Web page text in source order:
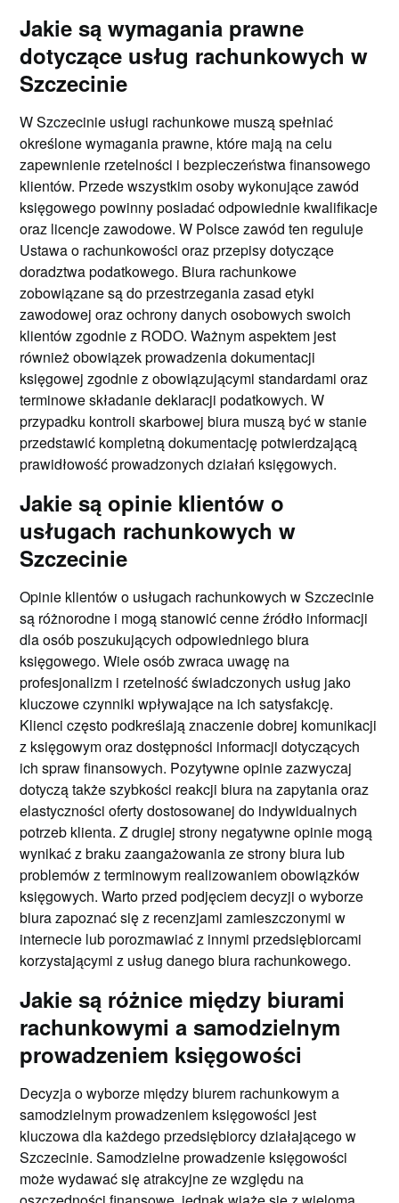
Jakie są wymagania prawne
dotyczące usług rachunkowych w
Szczecinie
W Szczecinie usługi rachunkowe muszą spełniać
określone wymagania prawne, które mają na celu
zapewnienie rzetelności i bezpieczeństwa finansowego
klientów. Przede wszystkim osoby wykonujące zawód
księgowego powinny posiadać odpowiednie kwalifikacje
oraz licencje zawodowe. W Polsce zawód ten reguluje
Ustawa o rachunkowości oraz przepisy dotyczące
doradztwa podatkowego. Biura rachunkowe
zobowiązane są do przestrzegania zasad etyki
zawodowej oraz ochrony danych osobowych swoich
klientów zgodnie z RODO. Ważnym aspektem jest
również obowiązek prowadzenia dokumentacji
księgowej zgodnie z obowiązującymi standardami oraz
terminowe składanie deklaracji podatkowych. W
przypadku kontroli skarbowej biura muszą być w stanie
przedstawić kompletną dokumentację potwierdzającą
prawidłowość prowadzonych działań księgowych.
Jakie są opinie klientów o
usługach rachunkowych w
Szczecinie
Opinie klientów o usługach rachunkowych w Szczecinie
są różnorodne i mogą stanowić cenne źródło informacji
dla osób poszukujących odpowiedniego biura
księgowego. Wiele osób zwraca uwagę na
profesjonalizm i rzetelność świadczonych usług jako
kluczowe czynniki wpływające na ich satysfakcję.
Klienci często podkreślają znaczenie dobrej komunikacji
z księgowym oraz dostępności informacji dotyczących
ich spraw finansowych. Pozytywne opinie zazwyczaj
dotyczą także szybkości reakcji biura na zapytania oraz
elastyczności oferty dostosowanej do indywidualnych
potrzeb klienta. Z drugiej strony negatywne opinie mogą
wynikać z braku zaangażowania ze strony biura lub
problemów z terminowym realizowaniem obowiązków
księgowych. Warto przed podjęciem decyzji o wyborze
biura zapoznać się z recenzjami zamieszczonymi w
internecie lub porozmawiać z innymi przedsiębiorcami
korzystającymi z usług danego biura rachunkowego.
Jakie są różnice między biurami
rachunkowymi a samodzielnym
prowadzeniem księgowości
Decyzja o wyborze między biurem rachunkowym a
samodzielnym prowadzeniem księgowości jest
kluczowa dla każdego przedsiębiorcy działającego w
Szczecinie. Samodzielne prowadzenie księgowości
może wydawać się atrakcyjne ze względu na